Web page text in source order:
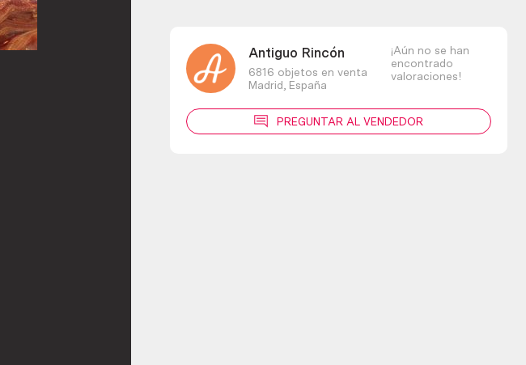
Antiguo Rincón
6816 objetos en venta
Madrid, España
¡Aún no se han
encontrado
valoraciones!
PREGUNTAR AL VENDEDOR